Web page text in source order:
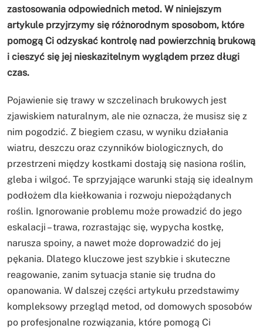
zastosowania odpowiednich metod. W niniejszym
artykule przyjrzymy się różnorodnym sposobom, które
pomogą Ci odzyskać kontrolę nad powierzchnią brukową
i cieszyć się jej nieskazitelnym wyglądem przez długi
czas.
Pojawienie się trawy w szczelinach brukowych jest
zjawiskiem naturalnym, ale nie oznacza, że musisz się z
nim pogodzić. Z biegiem czasu, w wyniku działania
wiatru, deszczu oraz czynników biologicznych, do
przestrzeni między kostkami dostają się nasiona roślin,
gleba i wilgoć. Te sprzyjające warunki stają się idealnym
podłożem dla kiełkowania i rozwoju niepożądanych
roślin. Ignorowanie problemu może prowadzić do jego
eskalacji – trawa, rozrastając się, wypycha kostkę,
narusza spoiny, a nawet może doprowadzić do jej
pękania. Dlatego kluczowe jest szybkie i skuteczne
reagowanie, zanim sytuacja stanie się trudna do
opanowania. W dalszej części artykułu przedstawimy
kompleksowy przegląd metod, od domowych sposobów
po profesjonalne rozwiązania, które pomogą Ci